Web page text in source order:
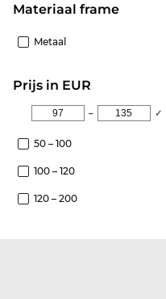
Materiaal frame
Metaal
Prijs in EUR
– ✓
50 – 100
100 – 120
120 – 200